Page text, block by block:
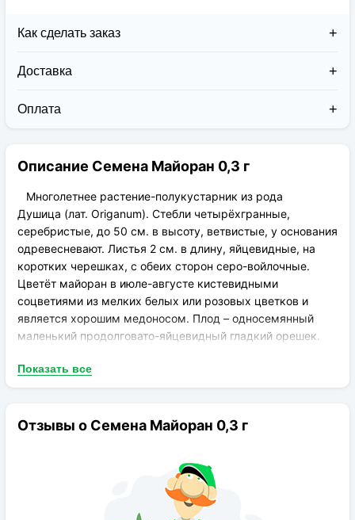
Как сделать заказ
Доставка
курьерскими службами:
транспортировки вплоть до 14 дней (с учётом
хранения на складе).
Оплата
На карту приват банка перед отправкой;
По выставленному счёту (реквизитам
Описание Семена Майоран 0,3 г
Многолетнее растение-полукустарник из рода
Душица (лат. Origanum). Стебли четырёхгранные,
серебристые, до 50 см. в высоту, ветвистые, у основания
одревесневают. Листья 2 см. в длину, яйцевидные, на
коротких черешках, с обеих сторон серо-войлочные.
Цветёт майоран в июле-августе кистевидными
соцветиями из мелких белых или розовых цветков и
является хорошим медоносом. Плод – односемянный
маленький продолговато-яйцевидный гладкий орешек.
Орегано (душицей), однако у Майорана более нежный,
сладковатый аромат и вкус.
В Украине майоран как многолетник можно
что зимой мороз 10-12°С для него смертелен.
Показать все
Отзывы о Семена Майоран 0,3 г